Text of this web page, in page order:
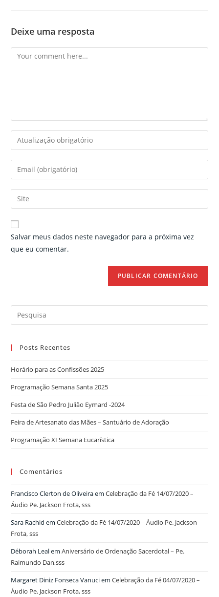
Deixe uma resposta
Comment
Enter
your
name
comment
Enter
your
email
address
comment
Enter
your
website
URL
Salvar meus dados neste navegador para a próxima vez
que eu comentar.
Search
for:
Posts Recentes
Horário para as Confissões 2025
Programação Semana Santa 2025
Festa de São Pedro Julião Eymard -2024
Feira de Artesanato das Mães – Santuário de Adoração
Programação XI Semana Eucarística
Comentários
Francisco Clerton de OliveiraemCelebração da Fé 14/07/2020 –
Áudio Pe. Jackson Frota, sss
Sara Rachid emCelebração da Fé 14/07/2020 – Áudio Pe. Jackson
Frota, sss
Déborah LealemAniversário de Ordenação Sacerdotal – Pe.
Raimundo Dan,sss
Margaret Diniz Fonseca VanuciemCelebração da Fé 04/07/2020 –
Áudio Pe. Jackson Frota, sss